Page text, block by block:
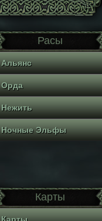
Расы
Альянс
Орда
Нежить
Ночные Эльфы
Карты